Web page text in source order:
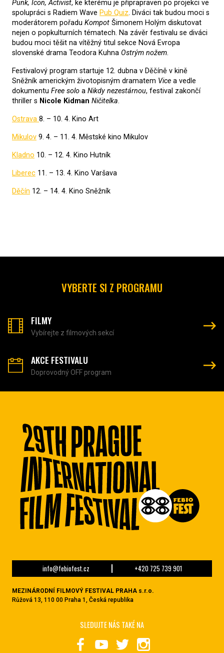
Punk, Icon, Activist, ke kterému je připrapraven po projekci ve
spolupráci s Radiem Wave Pub Quiz. Diváci tak budou moci s
moderátorem pořadu Kompot Šimonem Holým diskutovat
nejen o popkulturních tématech. Na závěr festivalu se diváci
budou moci těšit na vítěžný titul sekce Nová Evropa
slovenské drama Teodora Kuhna Ostrým nožem.
Festivalový program startuje 12. dubna v Děčíně v kině
Sněžník americkým životopisným dramatem Vice a vedle
dokumentu Free solo a Nikdy nezestárnou, festival zakončí
thriller s Nicole Kidman Ničitelka.
Ostrava 8. – 10. 4. Kino Art
Mikulov 9. 4. – 11. 4. Městské kino Mikulov
Kladno 10. – 12. 4. Kino Hutník
Liberec 11. – 13. 4. Kino Varšava
Děčín 12. – 14. 4. Kino Sněžník
VYBERTE SI Z PROGRAMU
FILMY
Vybírejte z filmových sekcí
AKCE FESTIVALU
Doprovodný OFF program
info@febiofest.cz +420 725 739 901
MEZINÁRODNÍ FILMOVÝ FESTIVAL PRAHA s.r.o.
Růžová 13, 110 00 Praha 1, Česká republika
SLEDUJTE NÁS TAKÉ NA